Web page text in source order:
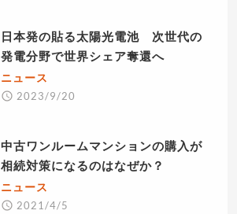
日本発の貼る太陽光電池 次世代の
発電分野で世界シェア奪還へ
ニュース
2023/9/20
中古ワンルームマンションの購入が
相続対策になるのはなぜか？
ニュース
2021/4/5